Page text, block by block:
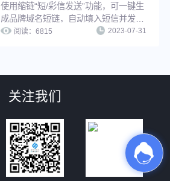
使用缩链“短/彩信发送”功能，可一键生
成品牌域名短链，自动填入短信并发
送，无需多平台切换，有效提升工作效
短信成本高、被拦截、转化差等问题。
阅读：6815 2023-07-31
关注我们